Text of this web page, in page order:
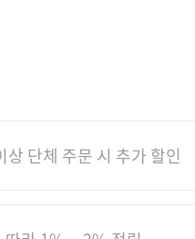
상 단체 주문 시 추가 할인